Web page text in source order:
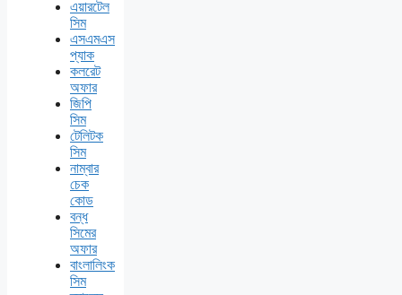
এয়ারটেল
সিম
এসএমএস
প্যাক
কলরেট
অফার
জিপি
সিম
টেলিটক
সিম
নাম্বার
চেক
কোড
বন্ধ
সিমের
অফার
বাংলালিংক
সিম